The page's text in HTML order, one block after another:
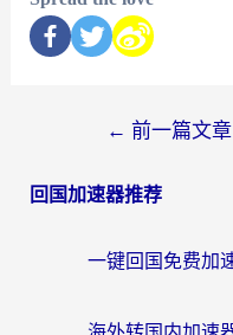
← 前一篇文章
回国加速器推荐